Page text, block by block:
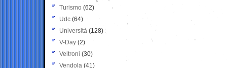
Turismo (62)
Udc (64)
Università (128)
V-Day (2)
Veltroni (30)
Vendola (41)